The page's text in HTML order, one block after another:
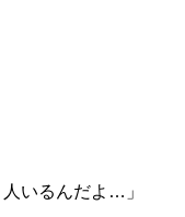
いるんだよ…」